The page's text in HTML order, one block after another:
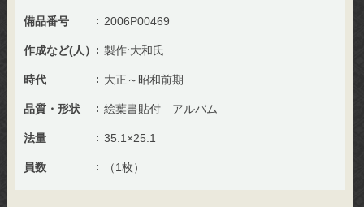
備品番号 2006P00469
作成など(人） 製作:大和氏
時代 大正～昭和前期
品質・形状 絵葉書貼付 アルバム
法量 35.1×25.1
員数 （1枚）